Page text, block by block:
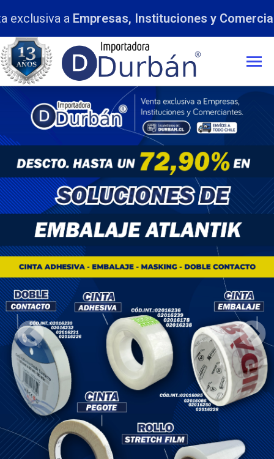
exclusiva a Empresas, Instituciones y